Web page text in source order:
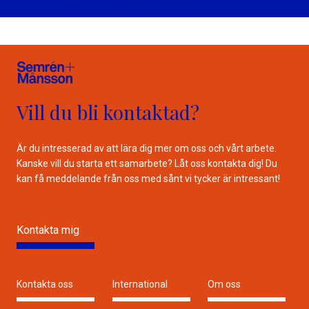
Vill du bli kontaktad?
Är du intresserad av att lära dig mer om oss och vårt arbete.
Kanske vill du starta ett samarbete? Låt oss kontakta dig! Du
kan få meddelande från oss med sånt vi tycker är intressant!
Kontakta mig
Kontakta oss International Om oss